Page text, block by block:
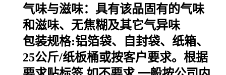
气味与滋味：具有该品固有的气味
和滋味、无焦糊及其它气异味
包装规格:铝箔袋、自封袋、纸箱、
25公斤/纸板桶或按客户要求。根据